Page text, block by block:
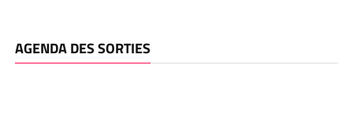
AGENDA DES SORTIES